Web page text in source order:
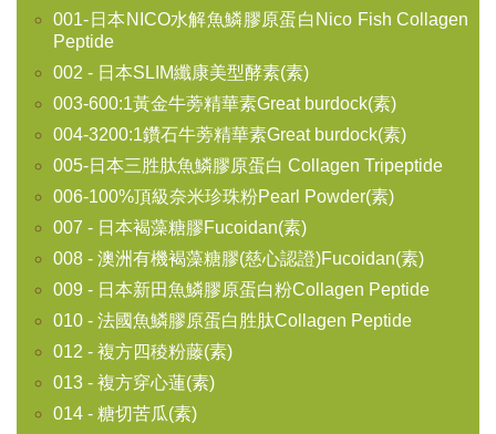
001-日本NICO水解魚鱗膠原蛋白Nico Fish Collagen
Peptide
002 - 日本SLIM纖康美型酵素(素)
003-600:1黃金牛蒡精華素Great burdock(素)
004-3200:1鑽石牛蒡精華素Great burdock(素)
005-日本三胜肽魚鱗膠原蛋白 Collagen Tripeptide
006-100%頂級奈米珍珠粉Pearl Powder(素)
007 - 日本褐藻糖膠Fucoidan(素)
008 - 澳洲有機褐藻糖膠(慈心認證)Fucoidan(素)
009 - 日本新田魚鱗膠原蛋白粉Collagen Peptide
010 - 法國魚鱗膠原蛋白胜肽Collagen Peptide
012 - 複方四稜粉藤(素)
013 - 複方穿心蓮(素)
014 - 糖切苦瓜(素)